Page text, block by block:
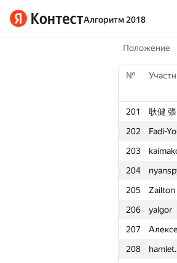
Алгоритм 2018
Положение
№
201 耿健 張
202
Fadi-
203
204
205
Zailton
206
yalgor
207
208